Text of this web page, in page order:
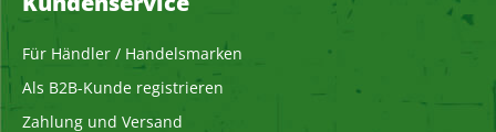
Für Händler / Handelsmarken
Als B2B-Kunde registrieren
Zahlung und Versand